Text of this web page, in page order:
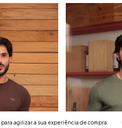
para agilizar a sua experiência de compra.